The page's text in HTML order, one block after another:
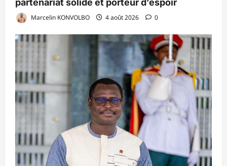
partenariat solide et porteur d’espoir
Marcelin KONVOLBO 4 août 2026 0